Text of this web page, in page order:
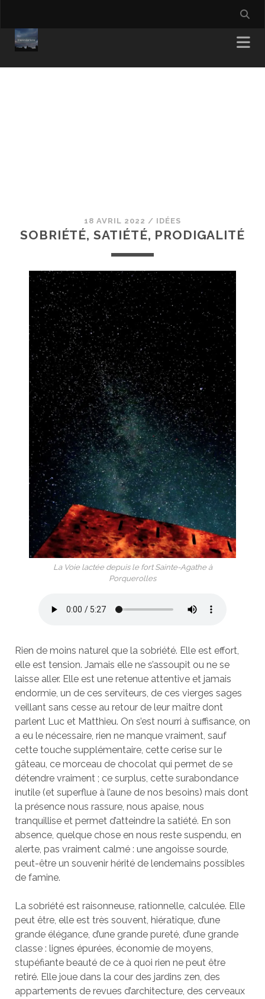
18 AVRIL 2022 / IDÉES
SOBRIÉTÉ, SATIÉTÉ, PRODIGALITÉ
La Voie lactée depuis le fort Sainte-Agathe à
Porquerolles
Rien de moins naturel que la sobriété. Elle est effort,
elle est tension. Jamais elle ne s’assoupit ou ne se
laisse aller. Elle est une retenue attentive et jamais
endormie, un de ces serviteurs, de ces vierges sages
veillant sans cesse au retour de leur maître dont
parlent Luc et Matthieu. On s’est nourri à suffisance, on
a eu le nécessaire, rien ne manque vraiment, sauf
cette touche supplémentaire, cette cerise sur le
gâteau, ce morceau de chocolat qui permet de se
détendre vraiment ; ce surplus, cette surabondance
inutile (et superflue à l’aune de nos besoins) mais dont
la présence nous rassure, nous apaise, nous
tranquillise et permet d’atteindre la satiété. En son
absence, quelque chose en nous reste suspendu, en
alerte, pas vraiment calmé : une angoisse sourde,
peut-être un souvenir hérité de lendemains possibles
de famine.
La sobriété est raisonneuse, rationnelle, calculée. Elle
peut être, elle est très souvent, hiératique, d’une
grande élégance, d’une grande pureté, d’une grande
classe : lignes épurées, économie de moyens,
stupéfiante beauté de ce à quoi rien ne peut être
retiré. Elle joue dans la cour des jardins zen, des
appartements de revues d’architecture, des cerveaux